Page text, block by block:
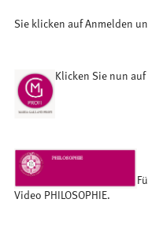
Sie klicken auf Anmelden
Klicken Sie nun auf
Video PHILOSOPHIE.